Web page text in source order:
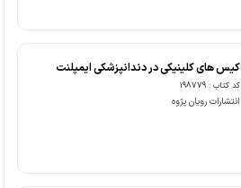
کیس های کلینیکی در دندانپزشکی ایمپلنت
کد کتاب : 198779
انتشارات رویان پژوه